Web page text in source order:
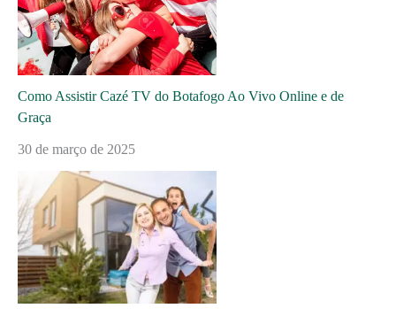
Como Assistir Cazé TV do Botafogo Ao Vivo Online e de
Graça
30 de março de 2025